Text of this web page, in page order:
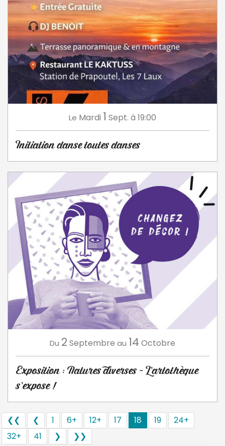
Le Mardi 1 Sept. à 19:00
Initiation danse toutes danses
Du 2 Septembre au 14 Octobre
Exposition : Natures diverses - L’artothèque
s’expose !
❮❮ ❮ 1 6+ 12+ 17 18 19
24+
32+
41 ❯ ❯❯